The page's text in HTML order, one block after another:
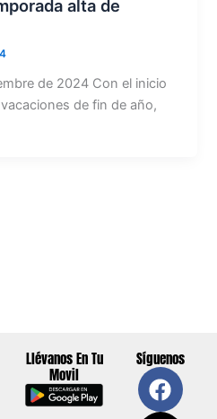
alta de
de 2024 Con el inicio
de fin de año,
Llévanos En Tu
Movil
Síguenos
F
a
X
-
Y
o
I
n